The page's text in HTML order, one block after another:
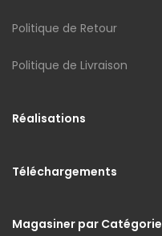
Politique de Retour
Politique de Livraison
Réalisations
Téléchargements
Magasiner par Catégorie